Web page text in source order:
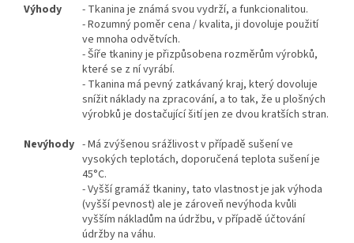
Výhody
- Tkanina je známá svou vydrží, a funkcionalitou.
- Rozumný poměr cena / kvalita, ji dovoluje použití
ve mnoha odvětvích.
- Šíře tkaniny je přizpůsobena rozměrům výrobků,
které se z ní vyrábí.
- Tkanina má pevný zatkávaný kraj, který dovoluje
snížit náklady na zpracování, a to tak, že u plošných
výrobků je dostačující šití jen ze dvou kratších stran.
Nevýhody - Má zvýšenou srážlivost v případě sušení ve
vysokých teplotách, doporučená teplota sušení je
45°C.
- Vyšší gramáž tkaniny, tato vlastnost je jak výhoda
(vyšší pevnost) ale je zároveň nevýhoda kvůli
vyšším nákladům na údržbu, v případě účtování
údržby na váhu.